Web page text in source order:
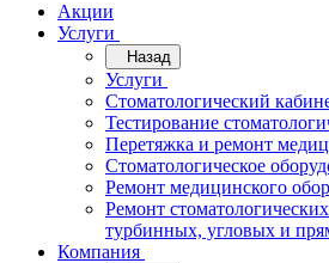
Акции
Услуги
Назад
Услуги
Стоматологический
Тестирование
Перетяжка и ремонт
Стоматологическое
Ремонт медицинского
Ремонт
турбинных, угловых и
Компания